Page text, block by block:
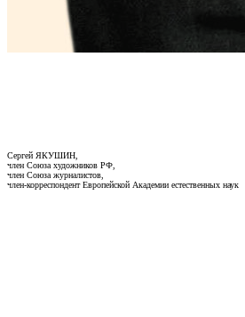
Сергей ЯКУШИН,
член Союза художников РФ,
член Союза журналистов,
член-корреспондент Европейской Академии естественных наук